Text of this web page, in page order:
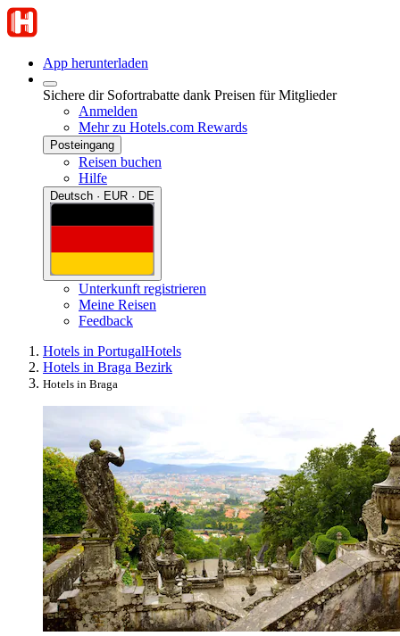
App herunterladen
Sichere dir Sofortrabatte dank Preisen für Mitglieder
Anmelden
Mehr zu Hotels.com Rewards
Posteingang
Reisen buchen
Hilfe
Deutsch · EUR · DE
Unterkunft registrieren
Meine Reisen
Feedback
Hotels in PortugalHotels
Hotels in Braga Bezirk
Hotels in Braga